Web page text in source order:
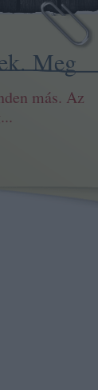
Meg
más. Az